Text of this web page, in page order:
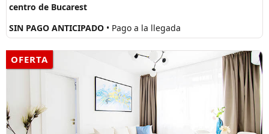
centro de Bucarest
SIN PAGO ANTICIPADO • Pago a la llegada
OFERTA